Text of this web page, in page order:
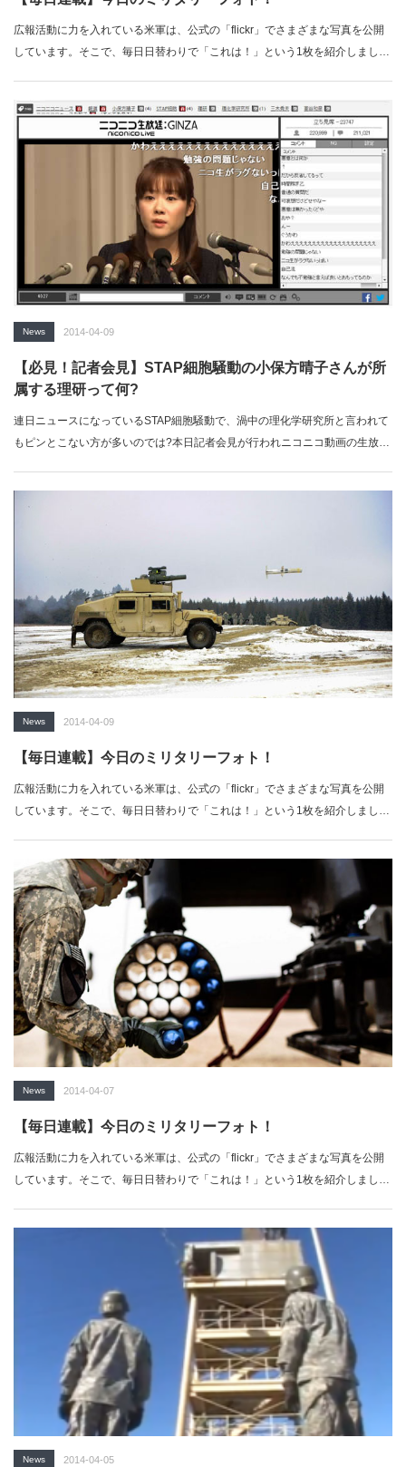
広報活動に力を入れている米軍は、公式の「flickr」でさまざまな写真を公開
しています。そこで、毎日日替わりで「これは！」という1枚を紹介しまし
News 2014-04-09
【必見！記者会見】STAP細胞騒動の小保方晴子さんが所
属する理研って何?
連日ニュースになっているSTAP細胞騒動で、渦中の理化学研究所と言われて
もピンとこない方が多いのでは?本日記者会見が行われニコニコ動画の生放送
News 2014-04-09
【毎日連載】今日のミリタリーフォト！
広報活動に力を入れている米軍は、公式の「flickr」でさまざまな写真を公開
しています。そこで、毎日日替わりで「これは！」という1枚を紹介しまし
News 2014-04-07
【毎日連載】今日のミリタリーフォト！
広報活動に力を入れている米軍は、公式の「flickr」でさまざまな写真を公開
しています。そこで、毎日日替わりで「これは！」という1枚を紹介しまし
News 2014-04-05